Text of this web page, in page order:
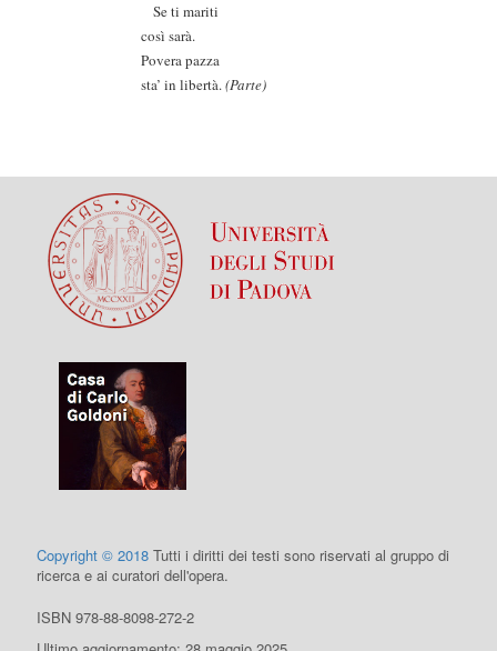
Se ti mariti
così sarà.
Povera pazza
sta’ in libertà.(Parte)
Copyright © 2018 Tutti i diritti dei testi sono riservati al gruppo di
ricerca e ai curatori dell'opera.
ISBN 978-88-8098-272-2